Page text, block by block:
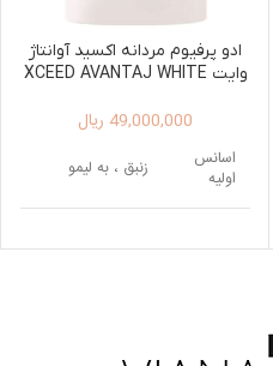
ادو پرفیوم مردانه اکسید آوانتاژ
وایت XCEED AVANTAJ WHITE
49,000,000 ریال
اسانس
اولیه
زنبق ، به لیمو
میانی
برگ بنفشه